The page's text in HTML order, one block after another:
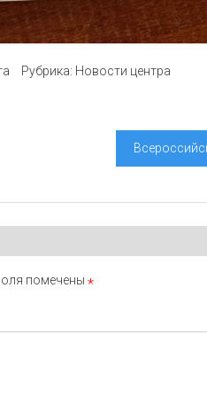
Рубрика: Новости центра
помечены *